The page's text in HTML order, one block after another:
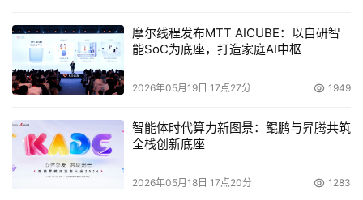
Adaptec日前宣布，凡是购买其新推出的Snap Server
1100系列、2200系列或4100系列服务器的用户，将可以享
受到Server-to-Server (S2S) Synchronization v2所带来
的服务器同步功能，该软件能够在接入局域网的两台运行
据。S2S Synchronization v2 for SnapOS Snap Servers
软件的厂商建议零售价为“每服务器299美元”。之前曾购买
过Server-to-Server (S2S) Synchronization软件的用户，
摩尔线程发布MTT AICUBE：以自研智
能SoC为底座，打造家庭AI中枢
2026年05月19日 17点27分 1949
智能体时代算力新图景：鲲鹏与昇腾共筑
全栈创新底座
2026年05月18日 17点20分 1283